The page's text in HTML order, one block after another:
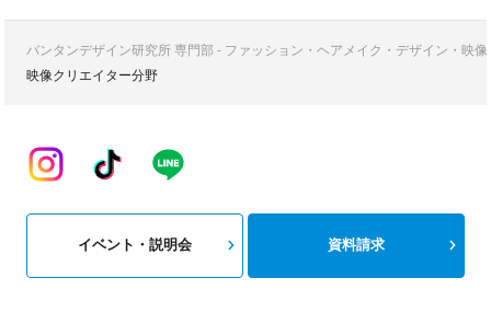
バンタンデザイン研究所 専門部 - ファッション・ヘアメイク・デザイン・映
映像クリエイター分野
イベント・説明会 資料請求